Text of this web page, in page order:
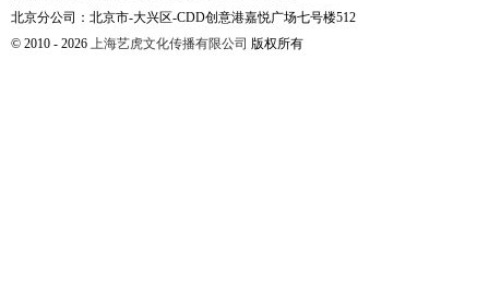
北京分公司：北京市-大兴区-CDD创意港嘉悦广场七号楼512
© 2010 - 2026 上海艺虎文化传播有限公司 版权所有